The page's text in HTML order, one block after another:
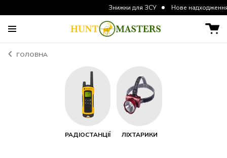
Знижки для ЗСУ Нове надходження курток
ГОЛОВНА
РАДІОСТАНЦІЇ ЛІХТАРИКИ